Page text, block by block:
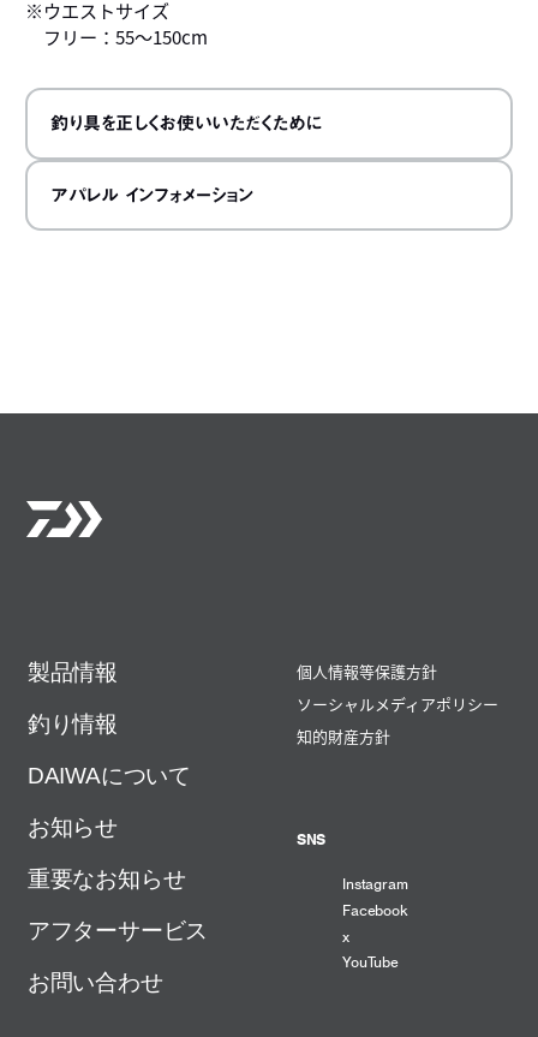
※ウエストサイズ
フリー：55～150cm
釣り具を正しくお使いいただくために
アパレル インフォメーション
製品情報
釣り情報
DAIWAについて
お知らせ
重要なお知らせ
アフターサービス
お問い合わせ
個人情報等保護方針
ソーシャルメディアポリシー
知的財産方針
SNS
Instagram
Facebook
x
YouTube